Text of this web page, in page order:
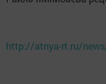
http://atnya-rt.ru/